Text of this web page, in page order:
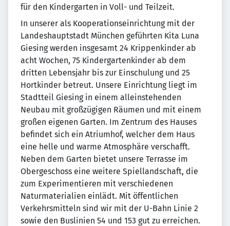
für den Kindergarten in Voll- und Teilzeit.
In unserer als Kooperationseinrichtung mit der
Landeshauptstadt München geführten Kita Luna
Giesing werden insgesamt 24 Krippenkinder ab
acht Wochen, 75 Kindergartenkinder ab dem
dritten Lebensjahr bis zur Einschulung und 25
Hortkinder betreut. Unsere Einrichtung liegt im
Stadtteil Giesing in einem alleinstehenden
Neubau mit großzügigen Räumen und mit einem
großen eigenen Garten. Im Zentrum des Hauses
befindet sich ein Atriumhof, welcher dem Haus
eine helle und warme Atmosphäre verschafft.
Neben dem Garten bietet unsere Terrasse im
Obergeschoss eine weitere Spiellandschaft, die
zum Experimentieren mit verschiedenen
Naturmaterialien einlädt. Mit öffentlichen
Verkehrsmitteln sind wir mit der U-Bahn Linie 2
sowie den Buslinien 54 und 153 gut zu erreichen.